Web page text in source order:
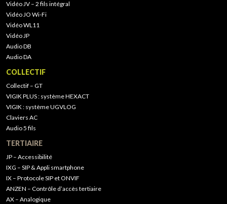
Vidéo JV – 2 fils intégral
Vidéo JO Wi-Fi
Vidéo WL11
Vidéo JP
Audio DB
Audio DA
COLLECTIF
Collectif – GT
VIGIK PLUS : système HEXACT
VIGIK : système UGVLOG
Claviers AC
Audio 5 fils
TERTIAIRE
JP – Accessibilité
IXG – SIP & Appli smartphone
IX – Protocole SIP et ONVIF
ANZEN – Contrôle d’accès tertiaire
AX – Analogique